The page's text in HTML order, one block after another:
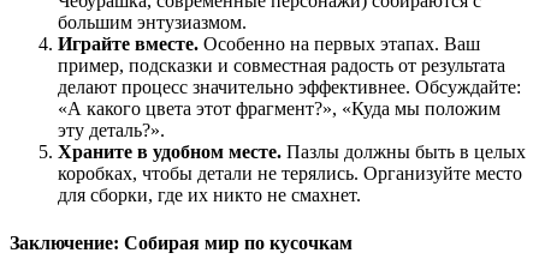
большим энтузиазмом.
Играйте вместе. Особенно на первых этапах. Ваш
пример, подсказки и совместная радость от результата
делают процесс значительно эффективнее. Обсуждайте:
«А какого цвета этот фрагмент?», «Куда мы положим
эту деталь?».
Храните в удобном месте. Пазлы должны быть в целых
коробках, чтобы детали не терялись. Организуйте место
для сборки, где их никто не смахнет.
Заключение: Собирая мир по кусочкам